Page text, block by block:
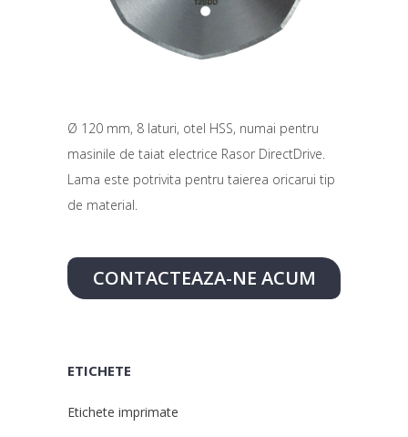
Ø 120 mm, 8 laturi, otel HSS, numai pentru
masinile de taiat electrice Rasor DirectDrive.
Lama este potrivita pentru taierea oricarui tip
de material.
CONTACTEAZA-NE ACUM
ETICHETE
Etichete imprimate